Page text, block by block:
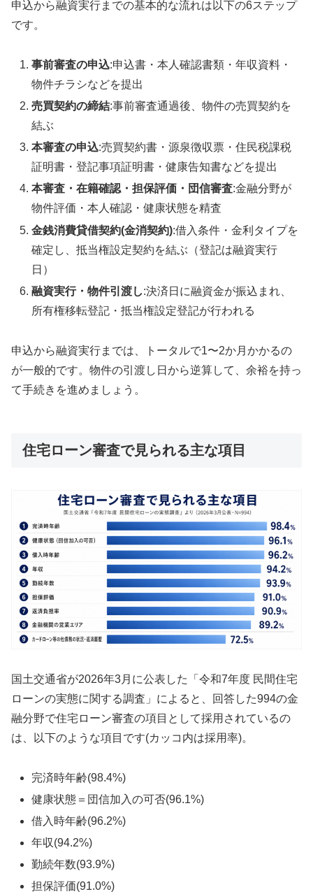
申込から融資実行までの基本的な流れは以下の6ステップ
です。
事前審査の申込:申込書・本人確認書類・年収資料・
物件チラシなどを提出
売買契約の締結:事前審査通過後、物件の売買契約を
結ぶ
本審査の申込:売買契約書・源泉徴収票・住民税課税
証明書・登記事項証明書・健康告知書などを提出
本審査・在籍確認・担保評価・団信審査:金融分野が
物件評価・本人確認・健康状態を精査
金銭消費貸借契約(金消契約):借入条件・金利タイプを
確定し、抵当権設定契約を結ぶ（登記は融資実行
日）
融資実行・物件引渡し:決済日に融資金が振込まれ、
所有権移転登記・抵当権設定登記が行われる
申込から融資実行までは、トータルで1〜2か月かかるの
が一般的です。物件の引渡し日から逆算して、余裕を持っ
て手続きを進めましょう。
住宅ローン審査で見られる主な項目
国土交通省が2026年3月に公表した「令和7年度 民間住宅
ローンの実態に関する調査」によると、回答した994の金
融分野で住宅ローン審査の項目として採用されているの
は、以下のような項目です(カッコ内は採用率)。
完済時年齢(98.4%)
健康状態＝団信加入の可否(96.1%)
借入時年齢(96.2%)
年収(94.2%)
勤続年数(93.9%)
担保評価(91.0%)